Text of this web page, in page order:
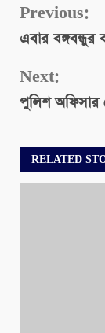
Continue
Reading
Previous:
এবার
Next:
পুলিশ অফিসার
RELATED